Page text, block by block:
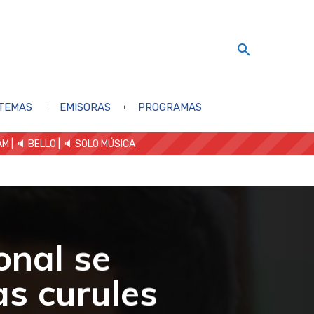
EMISORAS PROGRAMAS
| 🔈 BELLO 🔈 SOLO MÚSICA
se
curules